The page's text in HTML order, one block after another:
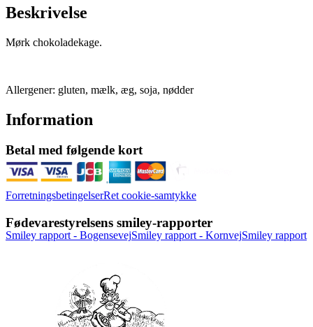
Beskrivelse
Mørk chokoladekage.
Allergener: gluten, mælk, æg, soja, nødder
Information
Betal med følgende kort
ForretningsbetingelserRet cookie-samtykke
Fødevarestyrelsens smiley-rapporter
Smiley rapport - BogensevejSmiley rapport - KornvejSmiley rapport